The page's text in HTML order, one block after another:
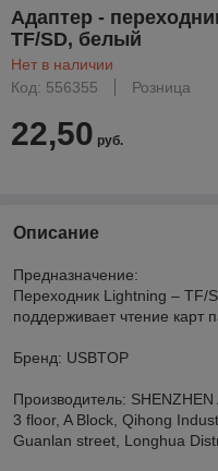
Адаптер -
TF/SD, белый
Нет в наличии
Код: 556355
Розница
22,50 руб.
Описание
Предназначение:
Переходник Lightning – TF/
поддерживает чтение карт
Бренд: USBTOP
Производитель:
3 floor, A Block, Qihong
Guanlan street, Longhua